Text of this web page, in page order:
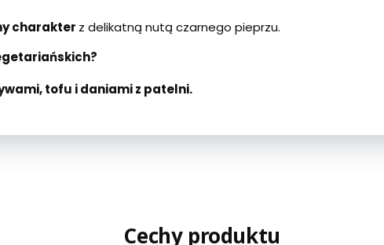
charakter z delikatną nutą czarnego pieprzu.
tofu i daniami z patelni.
Cechy produktu